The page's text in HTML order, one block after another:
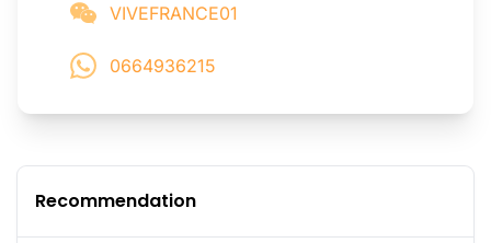
VIVEFRANCE01
0664936215
Recommendation